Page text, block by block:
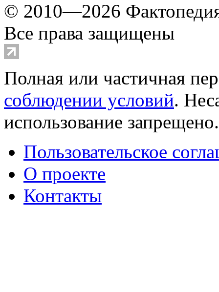
© 2010—2026
Все права защищены
Полная или частичная
соблюдении условий.
использование
Пользовательское
О проекте
Контакты